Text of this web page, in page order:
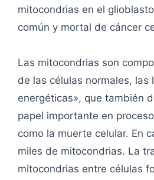
mitocondrias en el
común y mortal de cáncer
Las mitocondrias son
de las células normales, las
energéticas», que también
papel importante en
como la muerte celular. En
miles de mitocondrias. La
mitocondrias entre células